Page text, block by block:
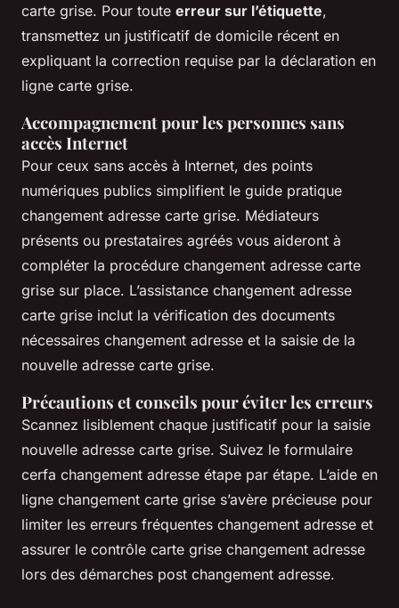
carte grise. Pour toute erreur sur l’étiquette,
transmettez un justificatif de domicile récent en
expliquant la correction requise par la déclaration en
ligne carte grise.
Accompagnement pour les personnes sans
accès Internet
Pour ceux sans accès à Internet, des points
numériques publics simplifient le guide pratique
changement adresse carte grise. Médiateurs
présents ou prestataires agréés vous aideront à
compléter la procédure changement adresse carte
grise sur place. L’assistance changement adresse
carte grise inclut la vérification des documents
nécessaires changement adresse et la saisie de la
nouvelle adresse carte grise.
Précautions et conseils pour éviter les erreurs
Scannez lisiblement chaque justificatif pour la saisie
nouvelle adresse carte grise. Suivez le formulaire
cerfa changement adresse étape par étape. L’aide en
ligne changement carte grise s’avère précieuse pour
limiter les erreurs fréquentes changement adresse et
assurer le contrôle carte grise changement adresse
lors des démarches post changement adresse.